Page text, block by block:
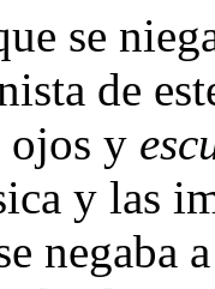
se
de
ojos y
y las
negaba